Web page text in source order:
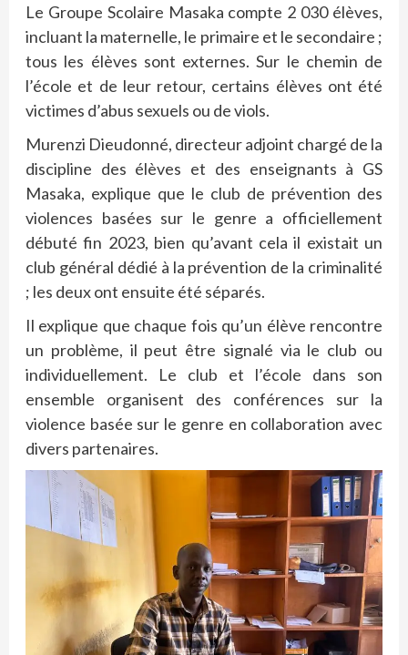
Le Groupe Scolaire Masaka compte 2 030 élèves,
incluant la maternelle, le primaire et le secondaire ;
tous les élèves sont externes. Sur le chemin de
l’école et de leur retour, certains élèves ont été
victimes d’abus sexuels ou de viols.
Murenzi Dieudonné, directeur adjoint chargé de la
discipline des élèves et des enseignants à GS
Masaka, explique que le club de prévention des
violences basées sur le genre a officiellement
débuté fin 2023, bien qu’avant cela il existait un
club général dédié à la prévention de la criminalité
; les deux ont ensuite été séparés.
Il explique que chaque fois qu’un élève rencontre
un problème, il peut être signalé via le club ou
individuellement. Le club et l’école dans son
ensemble organisent des conférences sur la
violence basée sur le genre en collaboration avec
divers partenaires.